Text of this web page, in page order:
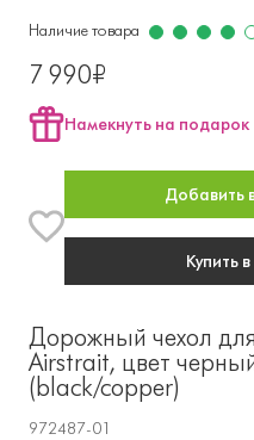
Дорожный чехол
Airstrait, цвет
(black/copper)
972487-01
Наличие товара
7 990₽
Намекнуть на подарок
Добавить
Купить